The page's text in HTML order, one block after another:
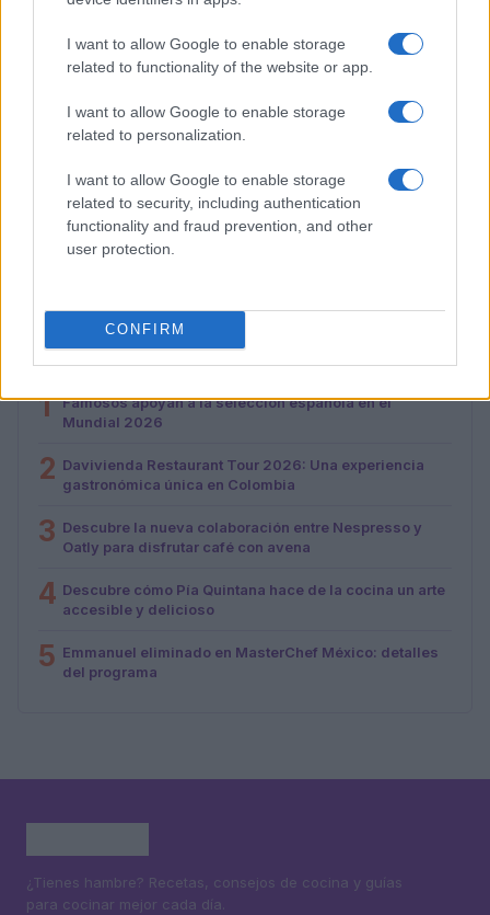
I want to allow Google to enable storage
related to functionality of the website or app.
I want to allow Google to enable storage
related to personalization.
I want to allow Google to enable storage
related to security, including authentication
functionality and fraud prevention, and other
user protection.
CONFIRM
Ninel Conde revela sus expectativas para la nueva
temporada de Top Chef VIP
María Vázquez · 7 Ago 2026
MÁS LEÍDOS
1
Famosos apoyan a la selección española en el
Mundial 2026
2 Davivienda Restaurant Tour 2026: Una experiencia
gastronómica única en Colombia
3 Descubre la nueva colaboración entre Nespresso y
Oatly para disfrutar café con avena
4 Descubre cómo Pía Quintana hace de la cocina un arte
accesible y delicioso
5 Emmanuel eliminado en MasterChef México: detalles
del programa
¿Tienes hambre? Recetas, consejos de cocina y guías
para cocinar mejor cada día.